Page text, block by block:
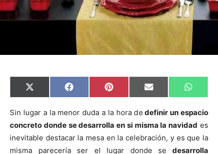
C
o
p
a
r
t
i
X
(
w
t
t
e
C
o
p
r
i
F
a
e
o
o
k
C
o
p
r
i
r
P
i
t
r
e
s
t
C
o
p
r
i
E
m
i
C
o
p
r
i
r
W
h
t
A
p
p
Sin lugar a la menor duda a la hora de definir un espacio
concreto donde se desarrolla en si misma la navidad es
inevitable destacar la mesa en la celebración, y es que la
misma parecería ser el lugar donde se desarrolla